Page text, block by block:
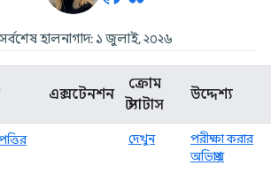
হালনাগাদ: ১ জুলাই, ২০২৬
এক্সটেনশন
ক্রোম
স্ট্যাটাস
উদ্দেশ্য
দেখুন
পরীক্ষা করার
অভিপ্রায়